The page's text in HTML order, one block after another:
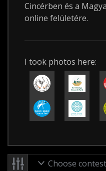
Cincérben és a
online felületére.
I took photos here:
Choose contest